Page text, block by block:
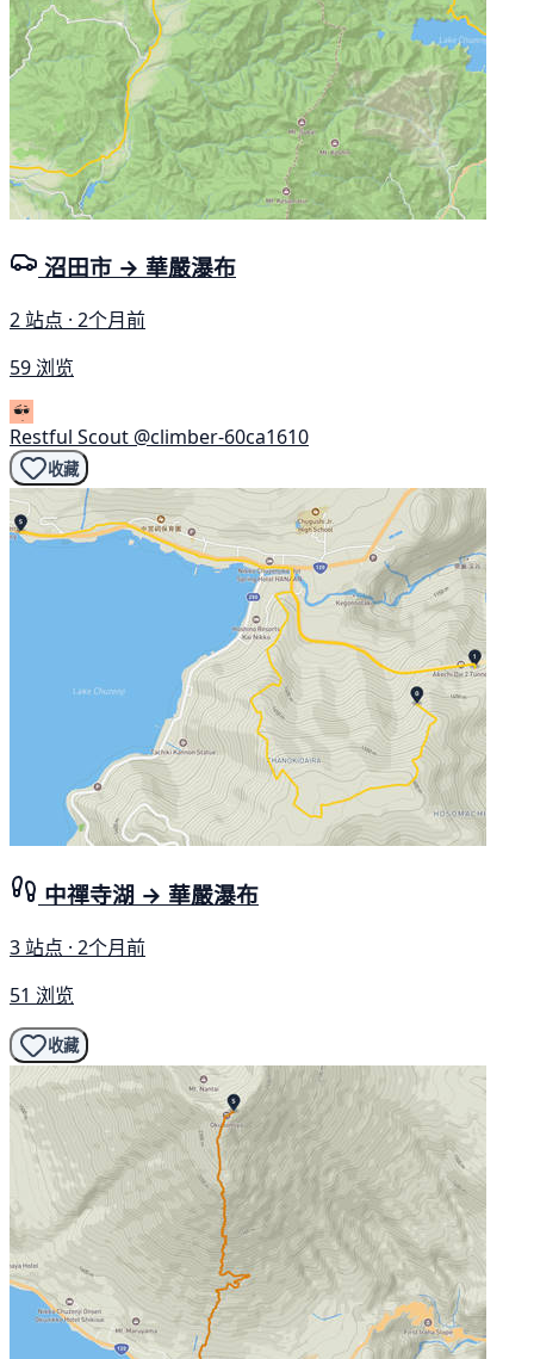
沼田市 → 華嚴瀑布
2 站点 · 2个月前
59 浏览
Restful Scout @climber-60ca1610
收藏
中禪寺湖 → 華嚴瀑布
3 站点 · 2个月前
51 浏览
收藏